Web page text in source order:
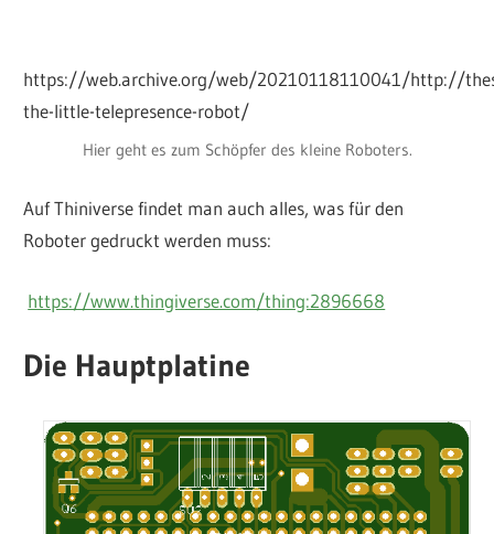
https://web.archive.org/web/20210118110041/http://
the-little-telepresence-robot/
Hier geht es zum Schöpfer des kleine Roboters.
Auf Thiniverse findet man auch alles, was für den
Roboter gedruckt werden muss:
https://www.thingiverse.com/thing:2896668
Die Hauptplatine